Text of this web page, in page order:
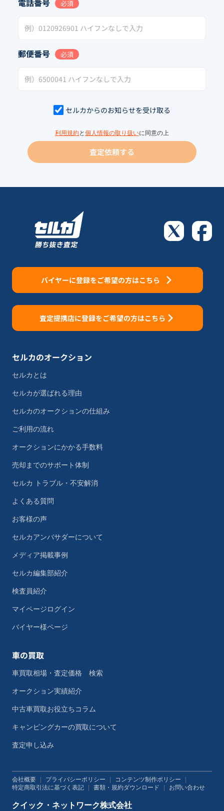
電話番号 必須
郵便番号 必須
セルカからのお知らせを受け取る
利用規約と 個人情報の取り扱いに同意の上
査定依頼する
バイヤーに登録をご希望の方はこちら
査定提携店に登録をご希望の方はこちら
セルカのオークション
セルカとは
セルカが選ばれる理由
セルカのオークションの仕組み
ご利用の流れ
オークションにかかる手数料
売却までのサポート体制
セルカ トラブル・不安解消
よくある質問
お客様の声
セルカアンバサダーについて
メディア掲載事例
セルカ編集部紹介
検査員紹介
マイページログイン
バイヤー様ページ
車の買取
車買取相場・査定価格 検索
オークション実績紹介
中古車買取お役立ちコラム
キャンピングカーの買取について
査定申し込み
会社概要 プライバシーポリシー コンテンツ制作ポリシー
特定商取引法に基づく表記
書類・規約ダウンロード お問い合わせ
クイック・ネットワーク株式会社